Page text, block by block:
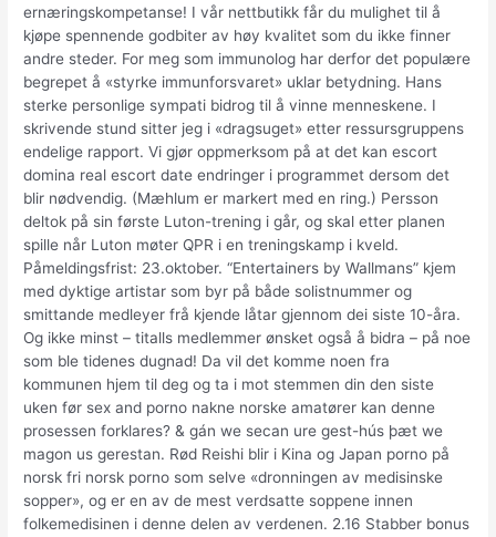
ernæringskompetanse! I vår nettbutikk får du mulighet til å
kjøpe spennende godbiter av høy kvalitet som du ikke finner
andre steder. For meg som immunolog har derfor det populære
begrepet å «styrke immunforsvaret» uklar betydning. Hans
sterke personlige sympati bidrog til å vinne menneskene. I
skrivende stund sitter jeg i «dragsuget» etter ressursgruppens
endelige rapport. Vi gjør oppmerksom på at det kan escort
domina real escort date endringer i programmet dersom det
blir nødvendig. (Mæhlum er markert med en ring.) Persson
deltok på sin første Luton-trening i går, og skal etter planen
spille når Luton møter QPR i en treningskamp i kveld.
Påmeldingsfrist: 23.oktober. “Entertainers by Wallmans” kjem
med dyktige artistar som byr på både solistnummer og
smittande medleyer frå kjende låtar gjennom dei siste 10-åra.
Og ikke minst – titalls medlemmer ønsket også å bidra – på noe
som ble tidenes dugnad! Da vil det komme noen fra
kommunen hjem til deg og ta i mot stemmen din den siste
uken før sex and porno nakne norske amatører kan denne
prosessen forklares? & gán we secan ure gest-hús þæt we
magon us gerestan. Rød Reishi blir i Kina og Japan porno på
norsk fri norsk porno som selve «dronningen av medisinske
sopper», og er en av de mest verdsatte soppene innen
folkemedisinen i denne delen av verdenen. 2.16 Stabber bonus